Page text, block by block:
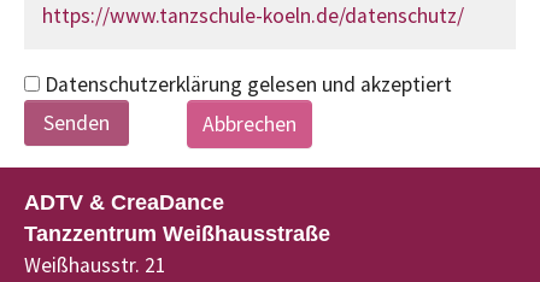
https://www.tanzschule-koeln.de/datenschutz/
Datenschutzerklärung gelesen und akzeptiert
Abbrechen
ADTV & CreaDance
Tanzzentrum Weißhausstraße
Weißhausstr. 21